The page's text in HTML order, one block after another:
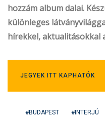
hozzám album dalai.
különleges
hírekkel, aktualitásokkal
JEGYEK ITT KAPHATÓK
BUDAPEST INTERJÚ